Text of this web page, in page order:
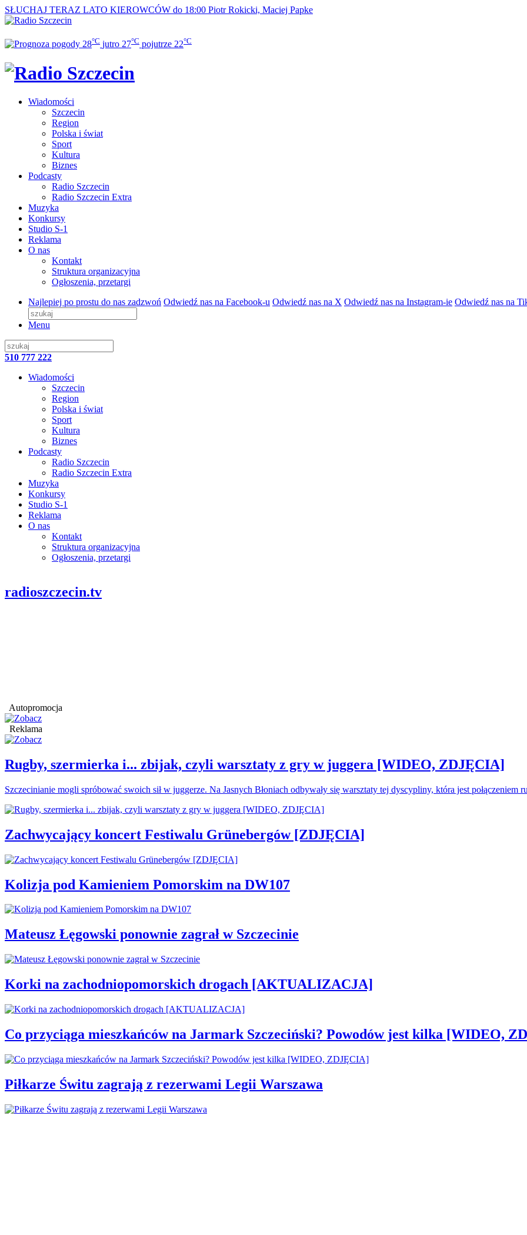
SŁUCHAJ TERAZ LATO KIEROWCÓW do 18:00 Piotr Rokicki, Maciej Papke
28°C jutro 27°C pojutrze 22°C
Wiadomości
Szczecin
Region
Polska i świat
Sport
Kultura
Biznes
Podcasty
Radio Szczecin
Radio Szczecin Extra
Muzyka
Konkursy
Studio S-1
Reklama
O nas
Kontakt
Struktura organizacyjna
Ogłoszenia, przetargi
Najlepiej po prostu do nas zadzwoń Odwiedź nas na Facebook-u Odwiedź nas na X Odwiedź nas na Instagram-ie Odwiedź nas na
Menu
510 777 222
Wiadomości
Szczecin
Region
Polska i świat
Sport
Kultura
Biznes
Podcasty
Radio Szczecin
Radio Szczecin Extra
Muzyka
Konkursy
Studio S-1
Reklama
O nas
Kontakt
Struktura organizacyjna
Ogłoszenia, przetargi
radioszczecin.tv
Autopromocja
Reklama
Rugby, szermierka i... zbijak, czyli warsztaty z gry w juggera [WIDEO, ZDJĘCIA]
Szczecinianie mogli spróbować swoich sił w juggerze. Na Jasnych Błoniach odbywały się warsztaty tej dyscypliny, która jest połączeniem
Zachwycający koncert Festiwalu Grünebergów [ZDJĘCIA]
Kolizja pod Kamieniem Pomorskim na DW107
Mateusz Łęgowski ponownie zagrał w Szczecinie
Korki na zachodniopomorskich drogach [AKTUALIZACJA]
Co przyciąga mieszkańców na Jarmark Szczeciński? Powodów jest kilka [WIDEO,
Piłkarze Świtu zagrają z rezerwami Legii Warszawa